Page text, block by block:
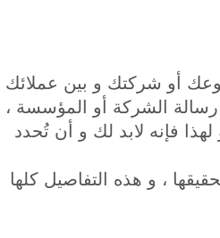
أو شركتك و بين عملائك
الشركة أو المؤسسة ،
فإنه لابد لك و أن تُحدد
، و هذه التفاصيل كلها